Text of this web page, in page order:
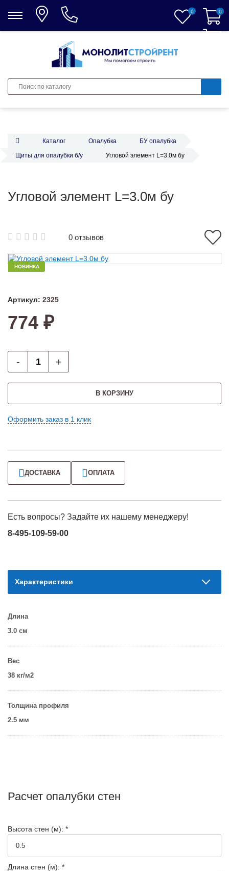
0 0
0
Каталог Опалубка
БУ опалубка
Щиты для опалубки б/у
Угловой элемент L=3.0м бу
Угловой элемент L=3.0м бу
0 отзывов
НОВИНКА
Артикул: 2325
774 ₽
- +
В КОРЗИНУ
Оформить заказ в 1 клик
ДОСТАВКА ОПЛАТА
Есть вопросы? Задайте их нашему менеджеру!
8-495-109-59-00
Характеристики
Длина
3.0 см
Вес
38 кг/м2
Толщина профиля
2.5 мм
Расчет опалубки стен
Высота стен (м): *
Длина стен (м): *